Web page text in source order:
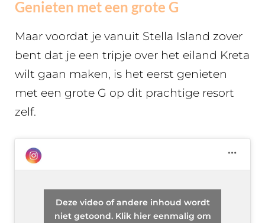
Genieten met een grote G
Maar voordat je vanuit Stella Island zover
bent dat je een tripje over het eiland Kreta
wilt gaan maken, is het eerst genieten
met een grote G op dit prachtige resort
zelf.
Deze video of andere inhoud wordt
niet getoond. Klik hier eenmalig om